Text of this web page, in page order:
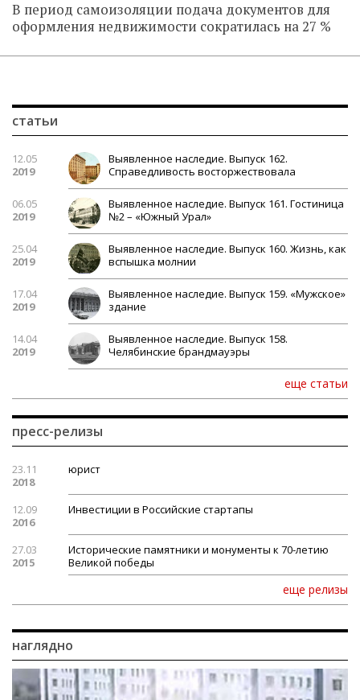
В период самоизоляции подача документов для
оформления недвижимости сократилась на 27 %
статьи
12.05
2019
Выявленное наследие. Выпуск 162.
Справедливость восторжествовала
06.05
2019
Выявленное наследие. Выпуск 161. Гостиница
№2 – «Южный Урал»
25.04
2019
Выявленное наследие. Выпуск 160. Жизнь, как
вспышка молнии
17.04
2019
Выявленное наследие. Выпуск 159. «Мужское»
здание
14.04
2019
Выявленное наследие. Выпуск 158.
Челябинские брандмауэры
еще статьи
пресс-релизы
23.11
2018
юрист
12.09
2016
Инвестиции в Российские стартапы
27.03
2015
Исторические памятники и монументы к 70-летию
Великой победы
еще релизы
наглядно